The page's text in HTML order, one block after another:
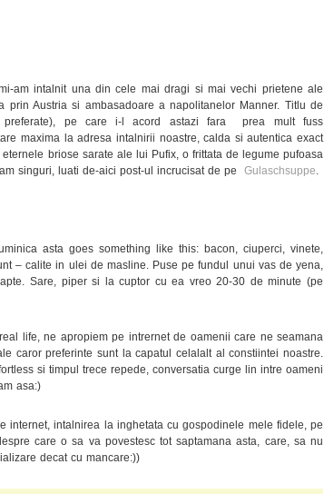
am intalnit una din cele mai dragi si mai vechi prietene ale
prin Austria si ambasadoare a napolitanelor Manner. Titlu de
preferate), pe care i-l acord astazi fara prea mult fuss
maxima la adresa intalnirii noastre, calda si autentica exact
briose sarate ale lui Pufix, o frittata de legume pufoasa
singuri, luati de-aici post-ul incrucisat de pe Gulaschsuppe
asta goes something like this: bacon, ciuperci, vinete,
– calite in ulei de masline. Puse pe fundul unui vas de yena,
Sare, piper si la cuptor cu ea vreo 20-30 de minute (pe
life, ne apropiem pe intrernet de oamenii care ne seamana
caror preferinte sunt la capatul celalalt al constiintei noastre.
si timpul trece repede, conversatia curge lin intre oameni
asa:)
internet, intalnirea la inghetata cu gospodinele mele fidele, pe
care o sa va povestesc tot saptamana asta, care, sa nu
decat cu mancare:))